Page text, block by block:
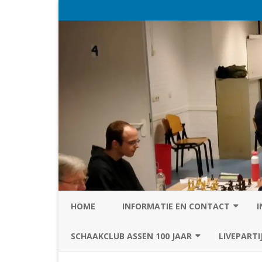
HOME INFORMATIE EN CONTACT
PRIVACY STATEMENT VAN SC
SCHAAKCLUB ASSEN 100 JAAR